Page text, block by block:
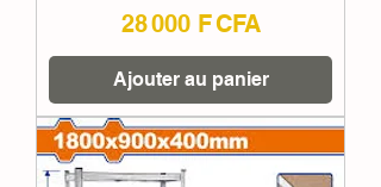
Prix
28 000 F CFA
Ajouter au panier